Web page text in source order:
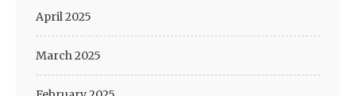
April 2025
March 2025